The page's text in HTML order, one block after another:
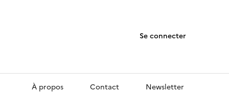
Se connecter
À propos Contact Newsletter